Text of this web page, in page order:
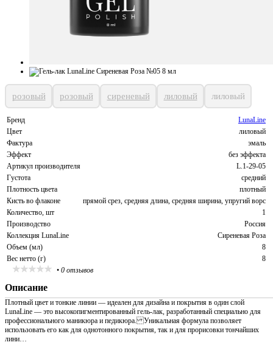
розовый розовый сиреневый лиловый лиловый
Бренд
LunaLine
Цвет
лиловый
Фактура
эмаль
Эффект
без эффекта
Артикул производителя
L.1-29-05
Густота
средний
Плотность цвета
плотный
Кисть во флаконе
прямой срез, средняя длина, средняя ширина, упругий ворс
Количество, шт
1
Производство
Россия
Коллекция LunaLine
Сиреневая Роза
Объем (мл)
8
Вес нетто (г)
8
• 0 отзывов
Описание
Плотный цвет и тонкие линии — идеален для дизайна и покрытия в один слой
LunaLine — это высокопигментированный гель-лак, разработанный специально для
профессионального маникюра и педикюра. Уникальная формула позволяет
использовать его как для однотонного покрытия, так и для прорисовки тончайших
лини…